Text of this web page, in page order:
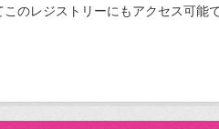
のレジストリーにもアクセス可能